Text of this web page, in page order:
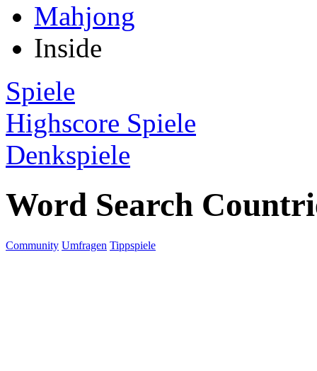
Mahjong
Inside
Spiele
Highscore Spiele
Denkspiele
Word Search
Community Umfragen Tippspiele